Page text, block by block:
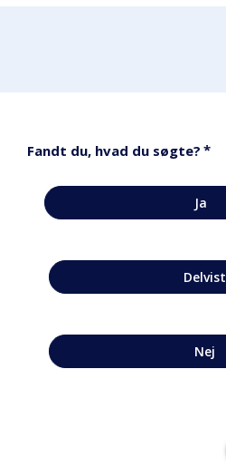
Fandt du, hvad du søgte? *
Ja
Delvist
Nej